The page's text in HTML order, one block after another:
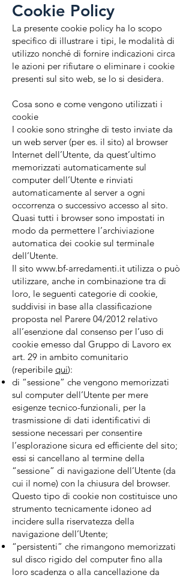
Cookie Policy
La presente cookie policy ha lo scopo
specifico di illustrare i tipi, le modalità di
utilizzo nonché di fornire indicazioni circa
le azioni per rifiutare o eliminare i cookie
presenti sul sito web, se lo si desidera.
​Cosa sono e come vengono utilizzati i
cookie
I cookie sono stringhe di testo inviate da
un web server (per es. il sito) al browser
Internet dell’Utente, da quest’ultimo
memorizzati automaticamente sul
computer dell’Utente e rinviati
automaticamente al server a ogni
occorrenza o successivo accesso al sito.
Quasi tutti i browser sono impostati in
modo da permettere l’archiviazione
automatica dei cookie sul terminale
dell’Utente.
Il sito www.bf-arredamenti.it utilizza o può
utilizzare, anche in combinazione tra di
loro, le seguenti categorie di cookie,
suddivisi in base alla classificazione
proposta nel Parere 04/2012 relativo
all’esenzione dal consenso per l’uso di
cookie emesso dal Gruppo di Lavoro ex
art. 29 in ambito comunitario
(reperibile qui):
di “sessione” che vengono memorizzati
sul computer dell’Utente per mere
esigenze tecnico-funzionali, per la
trasmissione di dati identificativi di
sessione necessari per consentire
l’esplorazione sicura ed efficiente del sito;
essi si cancellano al termine della
“sessione” di navigazione dell’Utente (da
cui il nome) con la chiusura del browser.
Questo tipo di cookie non costituisce uno
strumento tecnicamente idoneo ad
incidere sulla riservatezza della
navigazione dell’Utente;
“persistenti” che rimangono memorizzati
sul disco rigido del computer fino alla
loro scadenza o alla cancellazione da